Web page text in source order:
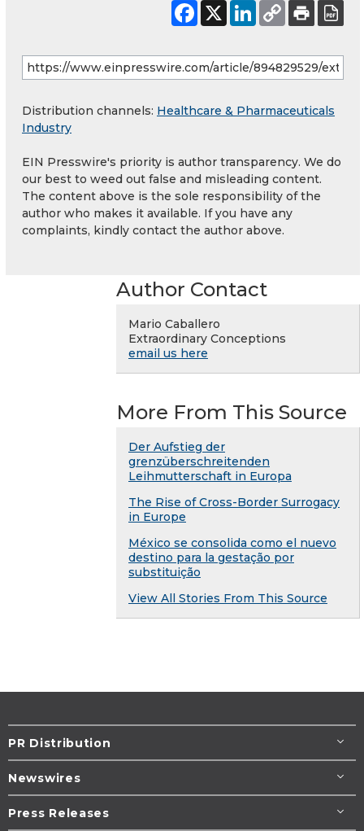
Distribution channels: Healthcare & Pharmaceuticals
Industry
EIN Presswire's priority is author transparency. We do
our best to weed out false and misleading content.
The content above is the sole responsibility of the
author who makes it available. If you have any
complaints, kindly contact the author above.
Author Contact
Mario Caballero
Extraordinary Conceptions
email us here
More From This Source
Der Aufstieg der
grenzüberschreitenden
Leihmutterschaft in Europa
The Rise of Cross-Border Surrogacy
in Europe
México se consolida como el nuevo
destino para la gestação por
substituição
View All Stories From This Source
PR Distribution
Newswires
Press Releases